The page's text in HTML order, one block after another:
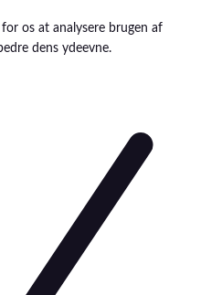
os at analysere brugen af
dens ydeevne.